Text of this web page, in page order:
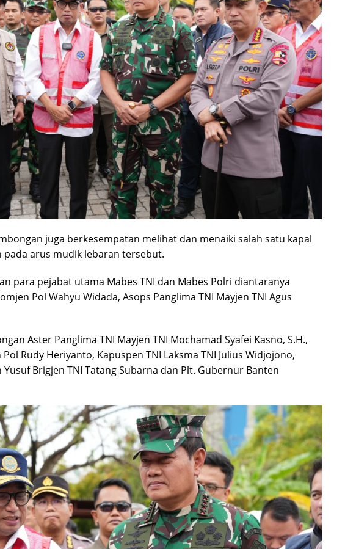
juga berkesempatan melihat dan menaiki salah satu kapal
pada arus mudik lebaran tersebut.
para pejabat utama Mabes TNI dan Mabes Polri diantaranya
Pol Wahyu Widada, Asops Panglima TNI Mayjen TNI Agus
Aster Panglima TNI Mayjen TNI Mochamad Syafei Kasno, S.H.,
Rudy Heriyanto, Kapuspen TNI Laksma TNI Julius Widjojono,
Brigjen TNI Tatang Subarna dan Plt. Gubernur Banten